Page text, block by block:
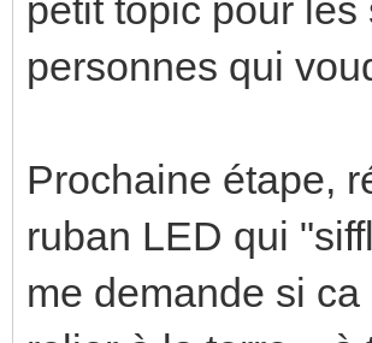
petit topic pour
personnes qui
Prochaine étape,
ruban LED qui
me demande si